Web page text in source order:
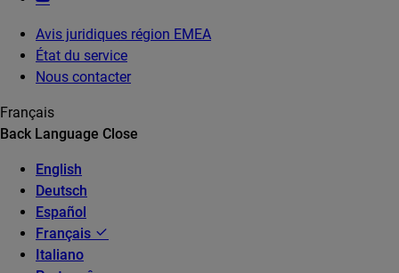
Avis juridiques région EMEA
État du service
Nous contacter
Français
Back Language Close
English
Deutsch
Español
Français
Italiano